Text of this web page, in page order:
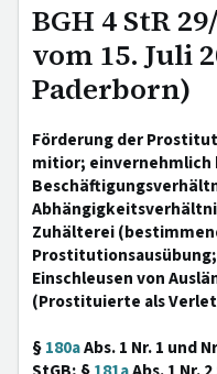
BGH 4 StR
vom 15. Juli
Paderborn)
Förderung der
mitior; einvernehmlich
Zuhälterei
Einschleusen von
(Prostituierte als
§180aAbs. 1 Nr. 1 und